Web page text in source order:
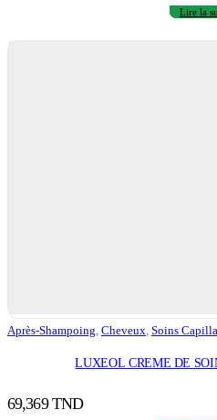
Lire la
Après-Shampoing Cheveux Soins
LUXEOL CREME DE
69,369TND